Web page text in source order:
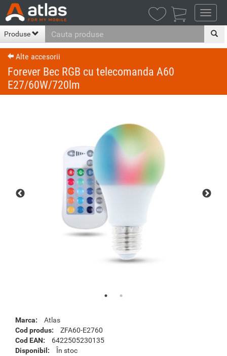
Produse
Alte accesorii
Forever Bec RGB cu telecomanda A60
E27/60W/720lm
Marca:
Atlas
Cod produs:
ZFA60-E2760
Cod EAN:
6422505230135
Disponibil:
În stoc